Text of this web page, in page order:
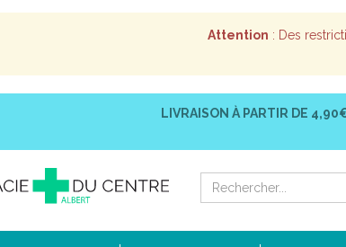
Attention : Des
LIVRAISON À PARTIR DE